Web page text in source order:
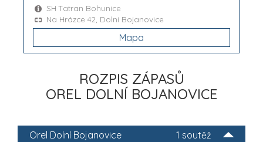
SH Tatran Bohunice
Na Hrázce 42, Dolní Bojanovice
Mapa
ROZPIS ZÁPASŮ
OREL DOLNÍ BOJANOVICE
1 soutěž
Orel Dolní Bojanovice